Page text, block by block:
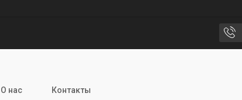
О нас Контакты